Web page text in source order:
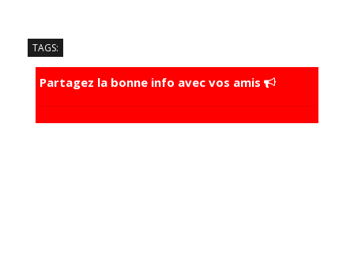
TAGS:
Partagez la bonne info avec vos amis